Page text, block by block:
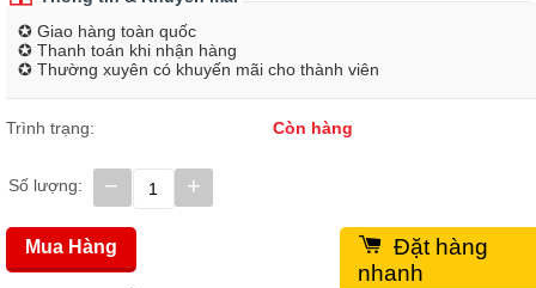
✪ Giao hàng toàn quốc
✪ Thanh toán khi nhận hàng
✪ Thường xuyên có khuyến mãi cho thành viên
Trình trạng: Còn hàng
Số lượng: +
−
Mua Hàng
Đặt hàng
nhanh